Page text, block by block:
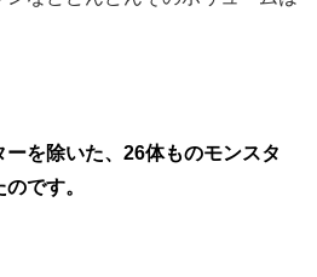
を除いた、26体ものモンスタ
です。